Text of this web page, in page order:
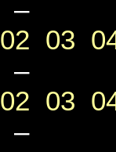
–
02 03
–
02 03
–